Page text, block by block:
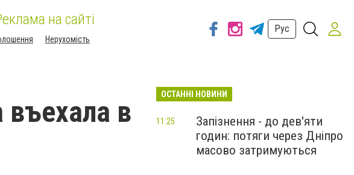
на сайті
Нерухомість
Рус
въехала в
ОСТАННІ НОВИНИ
Запізнення - до дев'яти
годин: потяги через Дніпро
масово затримуються
11:25